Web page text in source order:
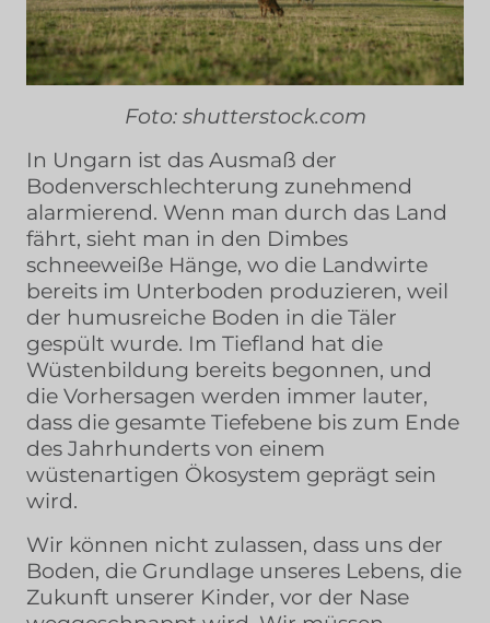
Foto: shutterstock.com
In Ungarn ist das Ausmaß der
Bodenverschlechterung zunehmend
alarmierend. Wenn man durch das Land
fährt, sieht man in den Dimbes
schneeweiße Hänge, wo die Landwirte
bereits im Unterboden produzieren, weil
der humusreiche Boden in die Täler
gespült wurde. Im Tiefland hat die
Wüstenbildung bereits begonnen, und
die Vorhersagen werden immer lauter,
dass die gesamte Tiefebene bis zum Ende
des Jahrhunderts von einem
wüstenartigen Ökosystem geprägt sein
wird.
Wir können nicht zulassen, dass uns der
Boden, die Grundlage unseres Lebens, die
Zukunft unserer Kinder, vor der Nase